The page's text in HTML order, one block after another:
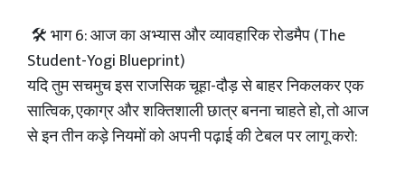
🛠️ भाग 6: आज का अभ्यास और व्यावहारिक रोडमैप (The
Student-Yogi Blueprint)
यदि तुम सचमुच इस राजसिक चूहा-दौड़ से बाहर निकलकर एक
सात्विक, एकाग्र और शक्तिशाली छात्र बनना चाहते हो, तो आज
से इन तीन कड़े नियमों को अपनी पढ़ाई की टेबल पर लागू करो: